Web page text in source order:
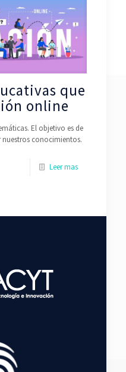
que
online
El objetivo es de
conocimientos.
Leer mas